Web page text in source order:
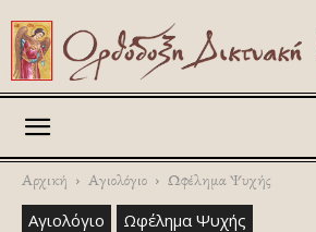
Αρχική Αγιολόγιο Ωφέλημα Ψυχής
Αγιολόγιο Ωφέλημα Ψυχής